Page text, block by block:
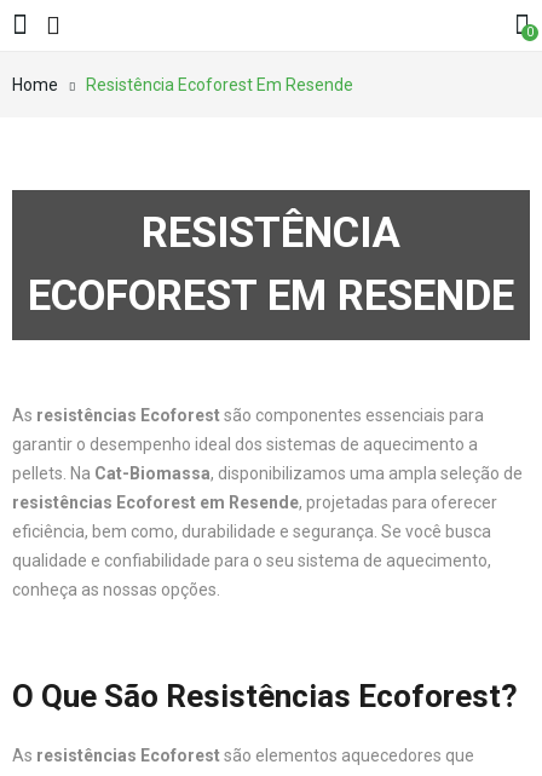
0
Home Resistência Ecoforest Em Resende
RESISTÊNCIA
ECOFOREST EM RESENDE
As resistências Ecoforestsão componentes essenciais para
garantir o desempenho ideal dos sistemas de aquecimento a
pellets. Na Cat-Biomassa, disponibilizamos uma ampla seleção de
resistências Ecoforest em Resende, projetadas para oferecer
eficiência, bem como, durabilidade e segurança. Se você busca
qualidade e confiabilidade para o seu sistema de aquecimento,
conheça as nossas opções.
O Que São Resistências Ecoforest?
As resistências Ecoforestsão elementos aquecedores que